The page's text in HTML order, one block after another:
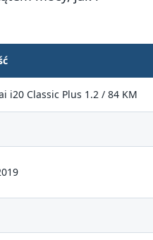
i20 Classic Plus 1.2 / 84 KM